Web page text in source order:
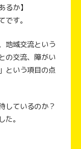
るか】
す。
地域交流という
の交流、障がい
という項目の点
しているのか？
。